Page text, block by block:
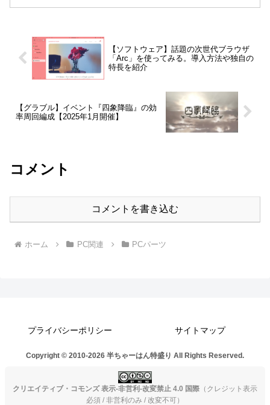
【ソフトウェア】話題の次世代ブラウザ
「Arc」を使ってみる。導入方法や独自の
特長を紹介
【グラブル】イベント『四象降臨』の効
率周回編成【2025年1月開催】
コメント
コメントを書き込む
ホーム PC関連 PCパーツ
プライバシーポリシー サイトマップ
Copyright © 2010-2026 半ちゃーはん特盛り All Rights Reserved.
クリエイティブ・コモンズ 表示-非営利-改変禁止 4.0 国際 （クレジット表示
必須 / 非営利のみ / 改変不可）